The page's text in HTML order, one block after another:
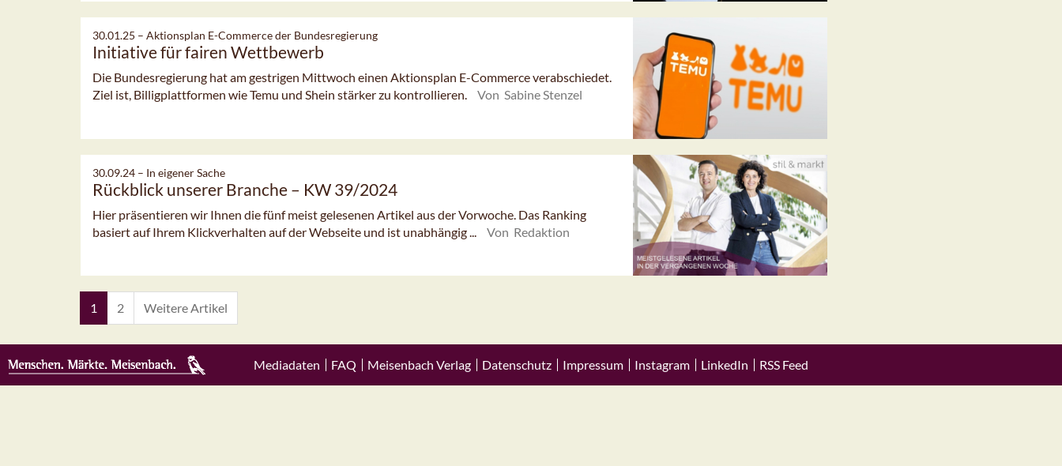
30.01.25 – Aktionsplan E-Commerce der Bundesregierung
Initiative für fairen Wettbewerb
Die Bundesregierung hat am gestrigen Mittwoch einen Aktionsplan E-Commerce verabschiedet.
Ziel ist, Billigplattformen wie Temu und Shein stärker zu kontrollieren.
Von Sabine Stenzel
30.09.24 – In eigener Sache
Rückblick unserer Branche – KW 39/2024
Hier präsentieren wir Ihnen die fünf meist gelesenen Artikel aus der Vorwoche. Das Ranking
basiert auf Ihrem Klickverhalten auf der Webseite und ist unabhängig ...
Von Redaktion
1 2 Weitere Artikel
Mediadaten FAQ Meisenbach Verlag Datenschutz Impressum Instagram LinkedIn RSS Feed